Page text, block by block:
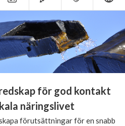
för god kontakt
näringslivet
förutsättningar för en snabb